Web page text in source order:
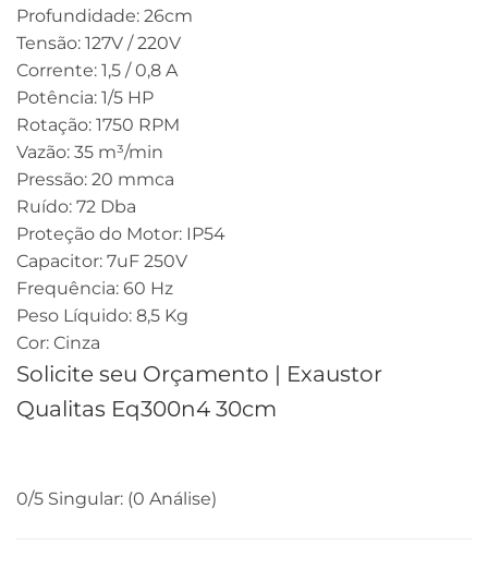
Profundidade: 26cm
Tensão: 127V / 220V
Corrente: 1,5 / 0,8 A
Potência: 1/5 HP
Rotação: 1750 RPM
Vazão: 35 m³/min
Pressão: 20 mmca
Ruído: 72 Dba
Proteção do Motor: IP54
Capacitor: 7uF 250V
Frequência: 60 Hz
Peso Líquido: 8,5 Kg
Cor: Cinza
Solicite seu Orçamento | Exaustor
Qualitas Eq300n4 30cm
0/5 Singular: (0 Análise)